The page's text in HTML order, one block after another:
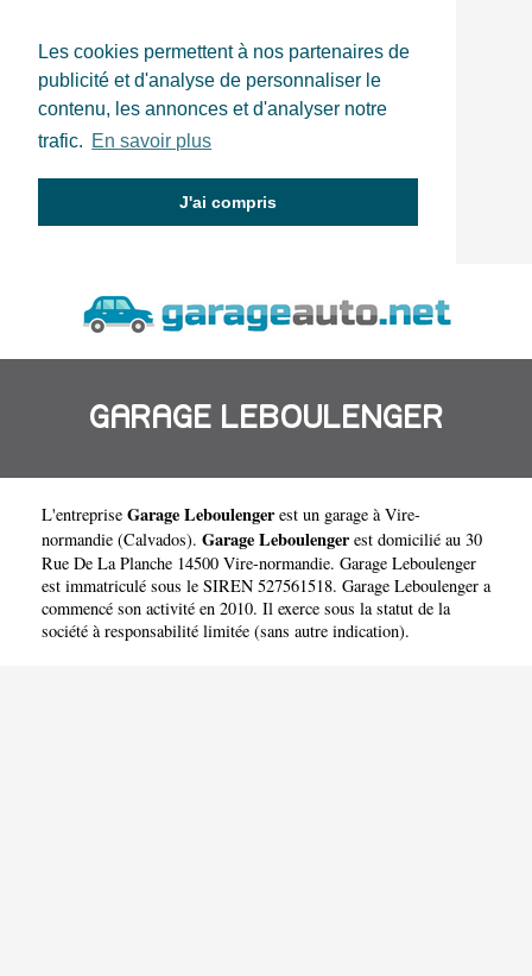
Les cookies permettent à nos partenaires de
publicité et d'analyse de personnaliser le
contenu, les annonces et d'analyser notre
trafic. En savoir plus
J'ai compris
GARAGE LEBOULENGER
L'entreprise Garage Leboulengerest un garage à Vire-
normandie (Calvados). Garage Leboulengerest domicilié au 30
Rue De La Planche 14500 Vire-normandie. Garage Leboulenger
est immatriculé sous le SIREN 527561518. Garage Leboulenger a
commencé son activité en 2010. Il exerce sous la statut de la
société à responsabilité limitée (sans autre indication).